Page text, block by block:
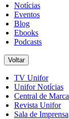
Notícias
Eventos
Blog
Ebooks
Podcasts
Voltar
TV Unifor
Unifor Notícias
Central de Marca
Revista Unifor
Sala de Imprensa